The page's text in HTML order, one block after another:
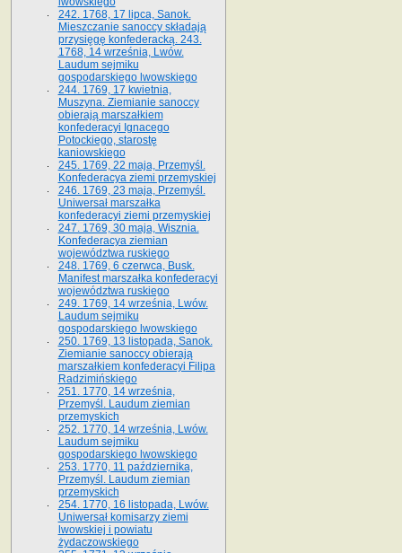
242. 1768, 17 lipca, Sanok.
Mieszczanie sanoccy składają
przysięgę konfederacką. 243.
1768, 14 września, Lwów.
Laudum sejmiku
gospodarskiego lwowskiego
244. 1769, 17 kwietnia,
Muszyna. Ziemianie sanoccy
obierają marszałkiem
konfederacyi Ignacego
Potockiego, starostę
kaniowskiego
245. 1769, 22 maja, Przemyśl.
Konfederacya ziemi przemyskiej
246. 1769, 23 maja, Przemyśl.
Uniwersał marszałka
konfederacyi ziemi przemyskiej
247. 1769, 30 maja, Wisznia.
Konfederacya ziemian
województwa ruskiego
248. 1769, 6 czerwca, Busk.
Manifest marszałka konfederacyi
województwa ruskiego
249. 1769, 14 września, Lwów.
Laudum sejmiku
gospodarskiego lwowskiego
250. 1769, 13 listopada, Sanok.
Ziemianie sanoccy obierają
marszałkiem konfederacyi Filipa
Radzimińskiego
251. 1770, 14 września,
Przemyśl. Laudum ziemian
przemyskich
252. 1770, 14 września, Lwów.
Laudum sejmiku
gospodarskiego lwowskiego
253. 1770, 11 października,
Przemyśl. Laudum ziemian
przemyskich
254. 1770, 16 listopada, Lwów.
Uniwersał komisarzy ziemi
lwowskiej i powiatu
żydaczowskiego